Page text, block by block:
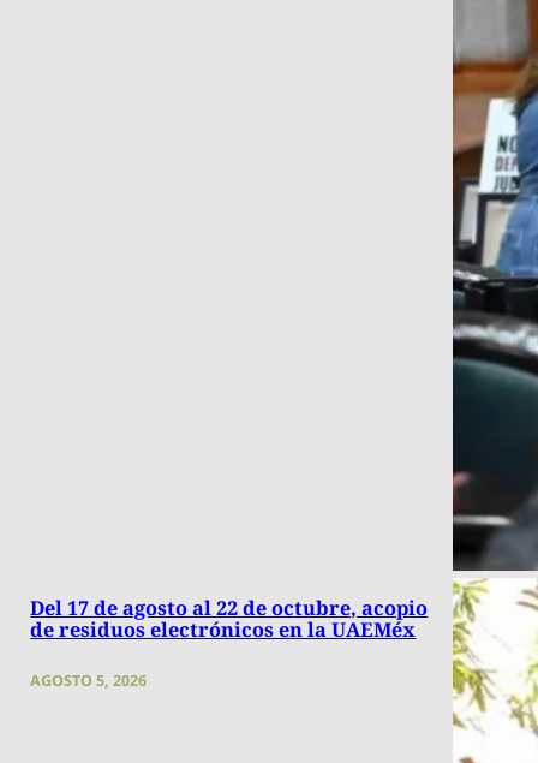
Del 17 de agosto al 22 de octubre, acopio
de residuos electrónicos en la UAEMéx
AGOSTO 5, 2026